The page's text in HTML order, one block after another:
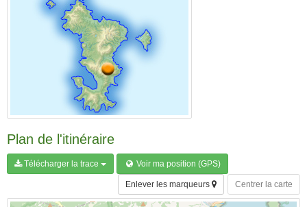
Plan de l'itinéraire
Télécharger la trace Voir ma position (GPS)
Centrer la carte
Enlever les marqueurs